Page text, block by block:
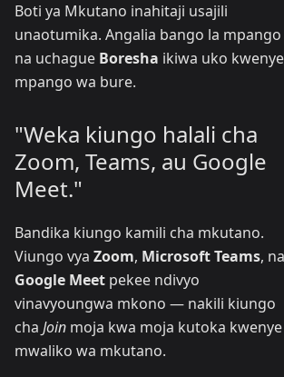
Boti ya Mkutano inahitaji usajili
unaotumika. Angalia bango la mpango
na uchague Boresha ikiwa uko kwenye
mpango wa bure.
"Weka kiungo halali cha
Zoom, Teams, au Google
Meet."
Bandika kiungo kamili cha mkutano.
Viungo vya Zoom, Microsoft Teams, na
Google Meet pekee ndivyo
vinavyoungwa mkono — nakili kiungo
cha Join moja kwa moja kutoka kwenye
mwaliko wa mkutano.